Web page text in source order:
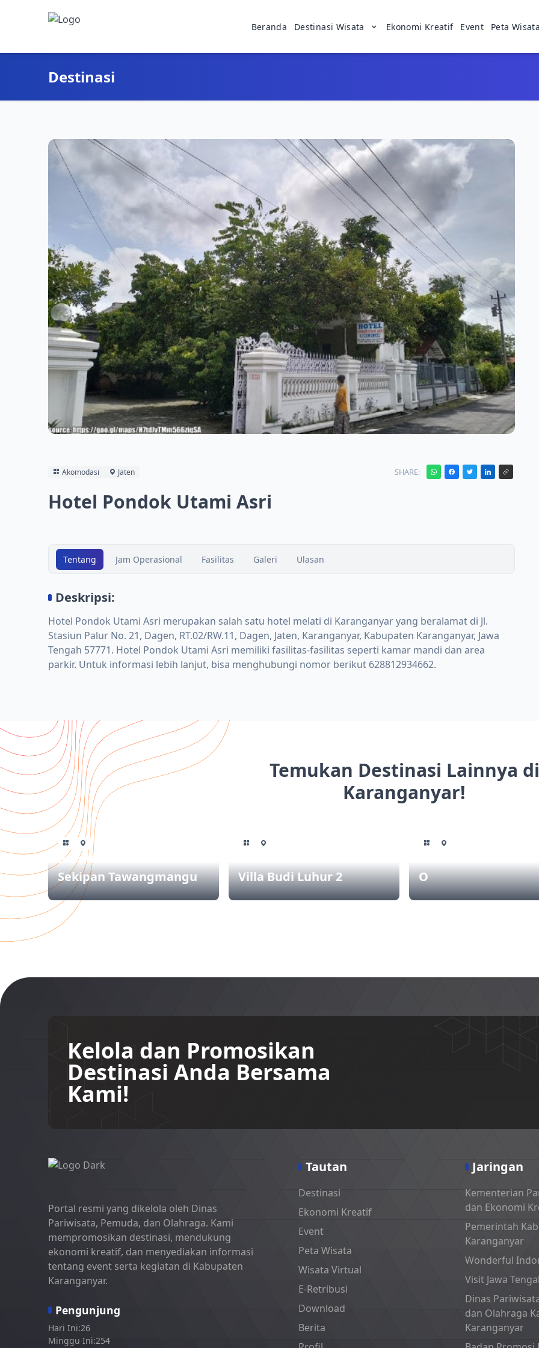
Beranda Destinasi Wisata Ekonomi Kreatif Event Peta
Destinasi
Akomodasi Jaten SHARE:
Hotel Pondok Utami Asri
Tentang Jam Operasional Fasilitas Galeri Ulasan
Deskripsi:
Hotel Pondok Utami Asri merupakan salah satu hotel melati di Karanganyar yang beralamat di Jl.
Stasiun Palur No. 21, Dagen, RT.02/RW.11, Dagen, Jaten, Karanganyar, Kabupaten Karanganyar, Jawa
Tengah 57771. Hotel Pondok Utami Asri memiliki fasilitas-fasilitas seperti kamar mandi dan area
parkir. Untuk informasi lebih lanjut, bisa menghubungi nomor berikut 628812934662.
Temukan Destinasi Lainnya di
Karanganyar!
Produksi Ubi Lumer
Sekipan Tawangmangu
Villa Budi Luhur 2 O
Kelola dan Promosikan
Destinasi Anda Bersama
Kami!
Portal resmi yang dikelola oleh Dinas
Pariwisata, Pemuda, dan Olahraga. Kami
mempromosikan destinasi, mendukung
ekonomi kreatif, dan menyediakan informasi
tentang event serta kegiatan di Kabupaten
Karanganyar.
Pengunjung
Hari Ini:26
Minggu Ini:254
Tautan
Destinasi
Ekonomi Kreatif
Event
Peta Wisata
Wisata Virtual
E-Retribusi
Download
Berita
Jaringan
Kementerian
dan Ekonomi
Pemerintah
Karanganyar
Wonderful
Visit Jawa
Dinas
dan Olahraga
Karanganyar